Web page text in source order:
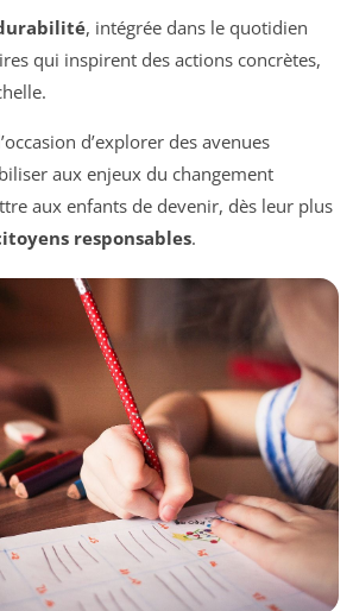
, intégrée dans le quotidien
qui inspirent des actions concrètes,
d’explorer des avenues
aux enjeux du changement
aux enfants de devenir, dès leur plus
responsables.